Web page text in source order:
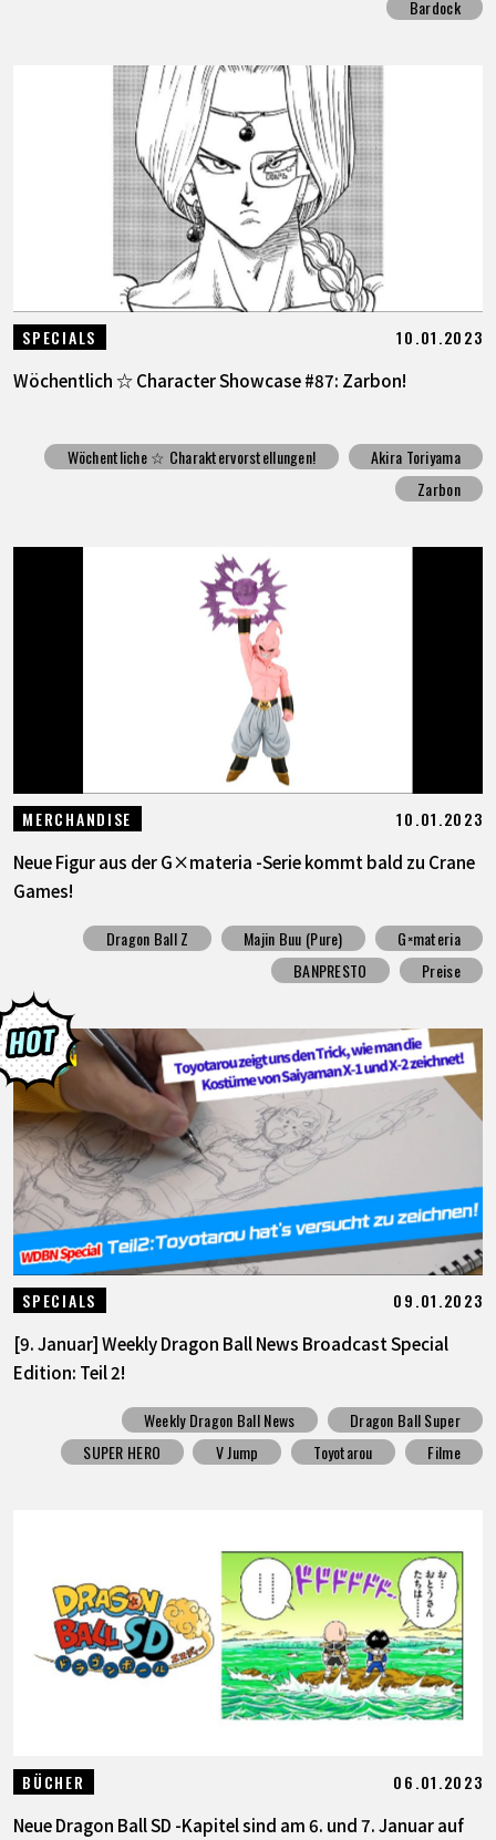
Bardock
SPECIALS 10.01.2023
Wöchentlich ☆ Character Showcase #87: Zarbon!
Wöchentliche ☆ Charaktervorstellungen!
Akira Toriyama
Zarbon
MERCHANDISE 10.01.2023
Neue Figur aus der G×materia -Serie kommt bald zu Crane
Games!
Dragon Ball Z Majin Buu (Pure)
G×materia
BANPRESTO
Preise
SPECIALS 09.01.2023
[9. Januar] Weekly Dragon Ball News Broadcast Special
Edition: Teil 2!
Weekly Dragon Ball News
Dragon Ball Super
SUPER HERO
V Jump Toyotarou Filme
BÜCHER 06.01.2023
Neue Dragon Ball SD -Kapitel sind am 6. und 7. Januar auf